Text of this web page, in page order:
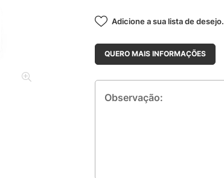
Adicione a sua lista de desejo.
QUERO MAIS INFORMAÇÕES
Observação: